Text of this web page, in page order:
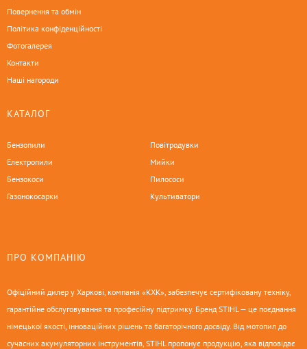
Повернення та обмін
Політика конфіденційності
Фотогалерея
Контакти
Наші нагороди
КАТАЛОГ
Бензопили
Електропили
Бензокоси
Газонокосарки
Повітродувки
Мийки
Пилососи
Культиватори
ПРО КОМПАНІЮ
Офіційний дилер у Харкові, компанія «КХК», забезпечує сертифіковану техніку,
гарантійне обслуговування та професійну підтримку. Бренд STIHL — це поєднання
німецької якості, інноваційних рішень та багаторічного досвіду. Від мотопил до
сучасних акумуляторних інструментів, STIHL пропонує продукцію, яка відповідає